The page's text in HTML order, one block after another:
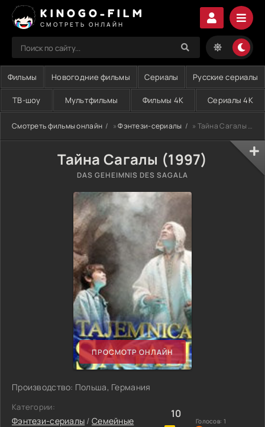
KINOGO-FILM
СМОТРЕТЬ ОНЛАЙН
Фильмы Новогодние фильмы Сериалы Русские сериалы
ТВ-шоу Мультфильмы Фильмы 4K Сериалы 4K
Смотреть фильмы онлайн »Фэнтези-сериалы » Тайна Сагалы (1997)
Тайна Сагалы (1997)
DAS GEHEIMNIS DES SAGALA
ПРОСМОТР ОНЛАЙН
Производство: Польша, Германия
Категории:
Фэнтези-сериалы /Семейные
10
Голосов: 1